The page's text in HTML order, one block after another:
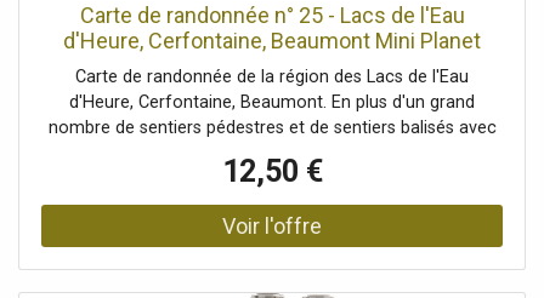
Carte de randonnée n° 25 - Lacs de l'Eau
d'Heure, Cerfontaine, Beaumont Mini Planet
Carte de randonnée de la région des Lacs de l'Eau
d'Heure, Cerfontaine, Beaumont. En plus d'un grand
nombre de sentiers pédestres et de sentiers balisés avec
touristiques et des campings. Sur le côté de la carte, il y a
un petit aperçu pratique de ce qui est disponible par zone.
12,50 €